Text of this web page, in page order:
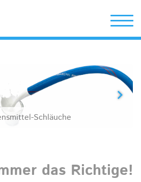
Erwin Telle GmbH
Schläuche
das Richtige!